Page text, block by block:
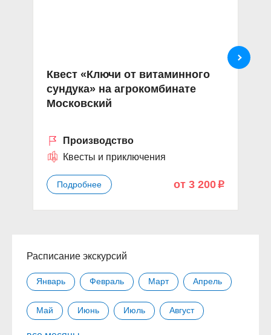
Квест «Ключи от витаминного
сундука» на агрокомбинате
Московский
Производство
Квесты и приключения
Подробнее от 3 200 p
Расписание экскурсий
Январь Февраль Март Апрель
Май Июнь Июль Август